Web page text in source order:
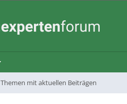
Themen mit aktuellen Beiträgen